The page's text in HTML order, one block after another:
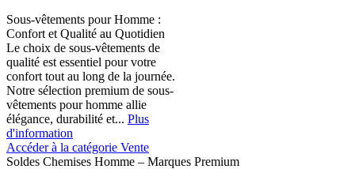
Sous-vêtements pour Homme :
Confort et Qualité au Quotidien
Le choix de sous-vêtements de
qualité est essentiel pour votre
confort tout au long de la journée.
Notre sélection premium de sous-
vêtements pour homme allie
élégance, durabilité et... Plus
d'information
Accéder à la catégorie Vente
Soldes Chemises Homme – Marques Premium